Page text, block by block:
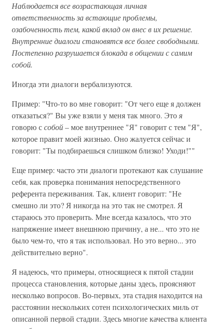
Наблюдается все возрастающая личная
ответственность за встающие проблемы,
озабоченность тем, какой вклад он внес в их решение.
Внутренние диалоги становятся все более свободными.
Постепенно разрушается блокада в общении с самим
собой.
Иногда эти диалоги вербализуются.
Пример: "Что-то во мне говорит: "От чего еще я должен
отказаться?" Вы уже взяли у меня так много. Этоя
говорю ссобой– мое внутреннее "Я" говорит с тем "Я",
которое правит моей жизнью. Оно жалуется сейчас и
говорит: "Ты подбираешься слишком близко! Уходи!""
Еще пример: часто эти диалоги протекают как слушание
себя, как проверка понимания непосредственного
референта переживания. Так, клиент говорит: "Не
смешно ли это? Я никогда на это так не смотрел. Я
стараюсь это проверить. Мне всегда казалось, что это
напряжение имеет внешнюю причину, а не... что это не
было чем-то, что я так использовал. Но это верно... это
действительно верно".
Я надеюсь, что примеры, относящиеся к пятой стадии
процесса становления, которые даны здесь, проясняют
несколько вопросов. Во-первых, эта стадия находится на
расстоянии нескольких сотен психологических миль от
описанной первой стадии. Здесь многие качества клиента